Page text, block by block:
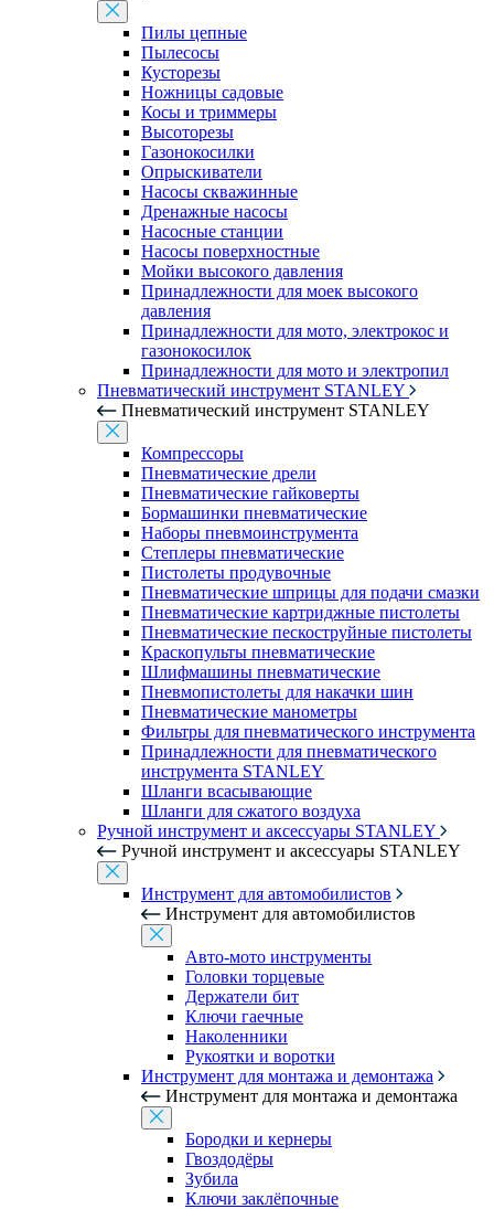
Пилы цепные
Пылесосы
Кусторезы
Ножницы садовые
Косы и триммеры
Высоторезы
Газонокосилки
Опрыскиватели
Насосы скважинные
Дренажные насосы
Насосные станции
Насосы поверхностные
Мойки высокого давления
Принадлежности для моек высокого
давления
Принадлежности для мото, электрокос и
газонокосилок
Принадлежности для мото и электропил
Пневматический инструмент STANLEY
Пневматический инструмент STANLEY
Компрессоры
Пневматические дрели
Пневматические гайковерты
Бормашинки пневматические
Наборы пневмоинструмента
Степлеры пневматические
Пистолеты продувочные
Пневматические шприцы для подачи смазки
Пневматические картриджные пистолеты
Пневматические пескоструйные пистолеты
Краскопульты пневматические
Шлифмашины пневматические
Пневмопистолеты для накачки шин
Пневматические манометры
Фильтры для пневматического инструмента
Принадлежности для пневматического
инструмента STANLEY
Шланги всасывающие
Шланги для сжатого воздуха
Ручной инструмент и аксессуары STANLEY
Ручной инструмент и аксессуары STANLEY
Инструмент для автомобилистов
Инструмент для автомобилистов
Авто-мото инструменты
Головки торцевые
Держатели бит
Ключи гаечные
Наколенники
Рукоятки и воротки
Инструмент для монтажа и демонтажа
Инструмент для монтажа и демонтажа
Бородки и кернеры
Гвоздодёры
Зубила
Ключи заклёпочные